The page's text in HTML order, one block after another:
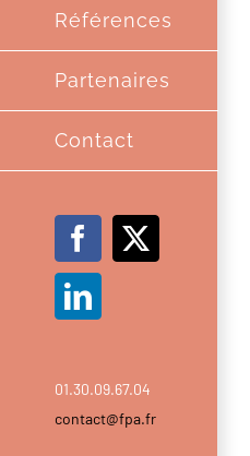
Références
Partenaires
Contact
Facebook
X
LinkedIn
01.30.09.67.04
contact@fpa.fr